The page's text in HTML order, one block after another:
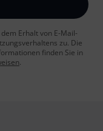
Erhalt von E-Mail-
zu. Die
finden Sie in
.